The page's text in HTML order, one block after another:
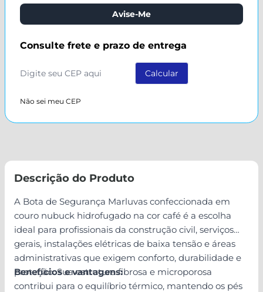
Avise-Me
Consulte frete e prazo de entrega
Não sei meu CEP
Descrição do Produto
A Bota de Segurança Marluvas confeccionada em
couro nubuck hidrofugado na cor café é a escolha
ideal para profissionais da construção civil, serviços
gerais, instalações elétricas de baixa tensão e áreas
administrativas que exigem conforto, durabilidade e
proteção. Sua estrutura fibrosa e microporosa
contribui para o equilíbrio térmico, mantendo os pés
Benefícios e vantagens: